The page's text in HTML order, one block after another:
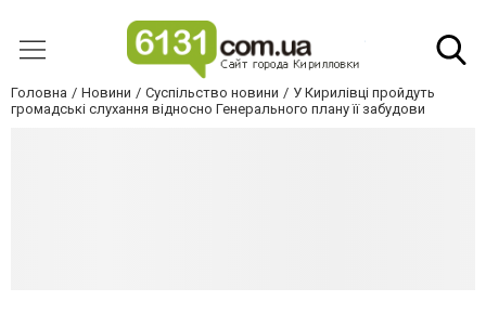
Головна Новини Суспільство новини
У Кирилівці пройдуть
громадські слухання відносно Генерального плану її забудови